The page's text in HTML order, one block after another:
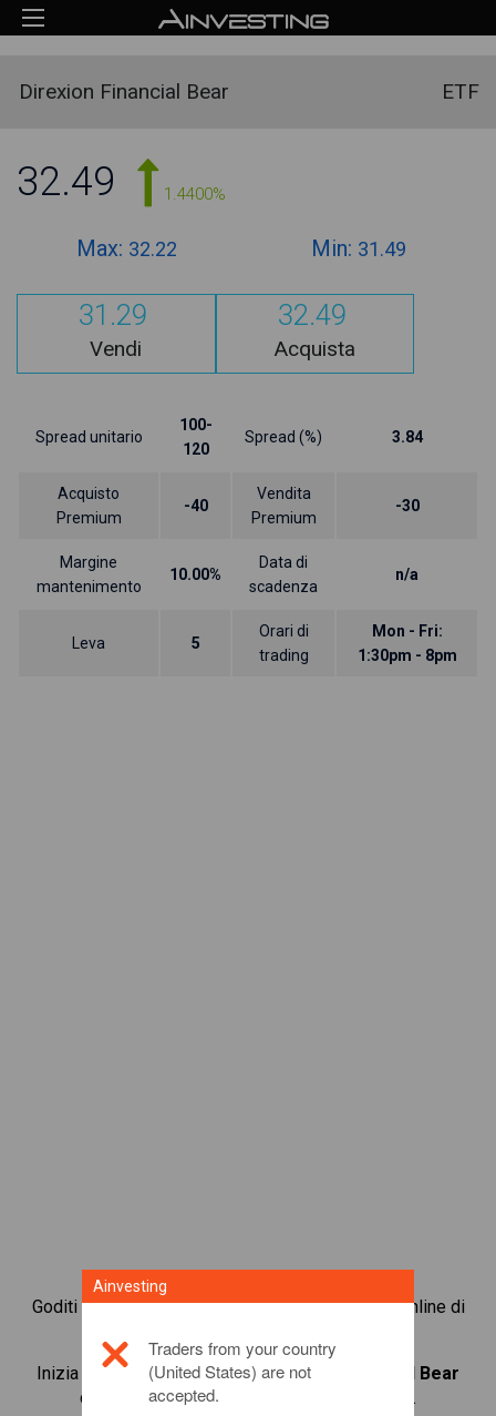
Direxion Financial Bear ETF
32.49 1.4400%
Max: 32.22 Min: 31.49
31.29
Vendi
32.49
Acquista
Spread unitario
100-
120
Spread (%) 3.84
Acquisto
Premium
-40
Vendita
Premium
-30
Margine
mantenimento
10.00%
Data di
scadenza
n/a
Leva 5
Orari di
trading
Mon - Fri:
1:30pm - 8pm
Goditi i vantaggi di essere parte della comunità online di
Inizia a fare trading in CFD suDirexion Financial Bear
con spread contenuti ed esecuzione rapida.
Ainvesting
Traders from your country
(United States) are not
accepted.